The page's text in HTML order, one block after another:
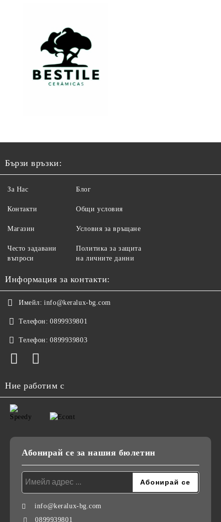
Бързи връзки:
За Нас
Контакти
Магазин
Често задавани
въпроси
Блог
Общи условия
Условия за връщане
Политика за защита
на личните данни
Информация за контакти:
Имейл: info@keralux-bg.com
Телефон: 0899939801
Телефон: 0899939803
Ние работим с
Абонирай се за нашия бюлетин
info@keralux-bg.com
0899939801